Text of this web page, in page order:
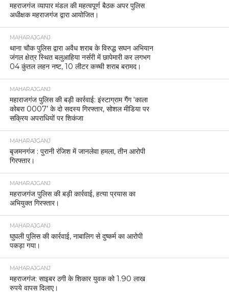
महराजगंज व्यापार मंडल की महत्वपूर्ण बैठक अपर पुलिस
अधीक्षक महराजगंज द्वारा आयोजित।
MAHARAJGANJ
थाना चौक पुलिस द्वारा अवैध शराब के विरुद्ध सघन अभियान
जंगल क्षेत्र स्थित बलुआहिया नर्सरी में छापेमारी कर लगभग
04 कुंतल लहन नष्ट, 10 लीटर कच्ची शराब बरामद।
MAHARAJGANJ
महाराजगंज पुलिस की बड़ी कार्रवाई: इंस्टाग्राम गैंग ‘काला
कोबरा 0007’ के दो सदस्य गिरफ्तार, सोशल मीडिया पर
सक्रिय अपराधियों पर शिकंजा
MAHARAJGANJ
बृजमनगंज : पुरानी रंजिश में जानलेवा हमला, तीन आरोपी
गिरफ्तार।
MAHARAJGANJ
महराजगंज पुलिस की बड़ी कार्रवाई, हत्या प्रयास का
अभियुक्त गिरफ्तार।
MAHARAJGANJ
घुघली पुलिस की कार्रवाई, नाबालिग से दुष्कर्म का आरोपी
पकड़ा गया।
MAHARAJGANJ
महराजगंज: साइबर ठगी के शिकार युवक को 1.90 लाख
रुपये वापस दिलाए।